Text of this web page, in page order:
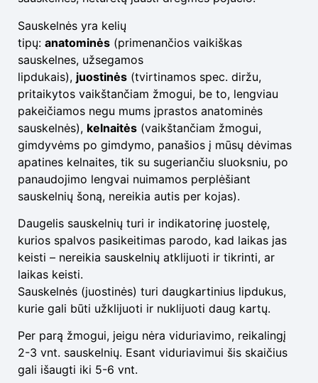
Sauskelnės yra kelių
tipų: anatominės (primenančios vaikiškas
sauskelnes, užsegamos
lipdukais), juostinės (tvirtinamos spec. diržu,
pritaikytos vaikštančiam žmogui, be to, lengviau
pakeičiamos negu mums įprastos anatominės
sauskelnės), kelnaitės (vaikštančiam žmogui,
gimdyvėms po gimdymo, panašios į mūsų dėvimas
apatines kelnaites, tik su sugeriančiu sluoksniu, po
panaudojimo lengvai nuimamos perplėšiant
sauskelnių šoną, nereikia autis per kojas).
Daugelis sauskelnių turi ir indikatorinę juostelę,
kurios spalvos pasikeitimas parodo, kad laikas jas
keisti – nereikia sauskelnių atklijuoti ir tikrinti, ar
laikas keisti.
Sauskelnės (juostinės) turi daugkartinius lipdukus,
kurie gali būti užklijuoti ir nuklijuoti daug kartų.
Per parą žmogui, jeigu nėra viduriavimo, reikalingį
2-3 vnt. sauskelnių. Esant viduriavimui šis skaičius
gali išaugti iki 5-6 vnt.